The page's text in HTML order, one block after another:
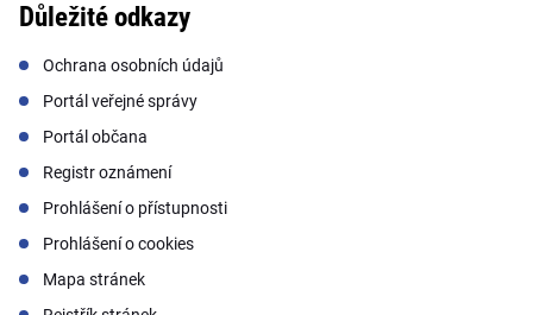
Důležité odkazy
Ochrana osobních údajů
Portál veřejné správy
Portál občana
Registr oznámení
Prohlášení o přístupnosti
Prohlášení o cookies
Mapa stránek